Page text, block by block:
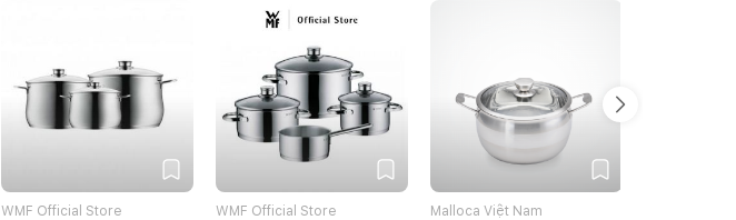
WMF Official Store WMF Official Store Malloca Việt Nam